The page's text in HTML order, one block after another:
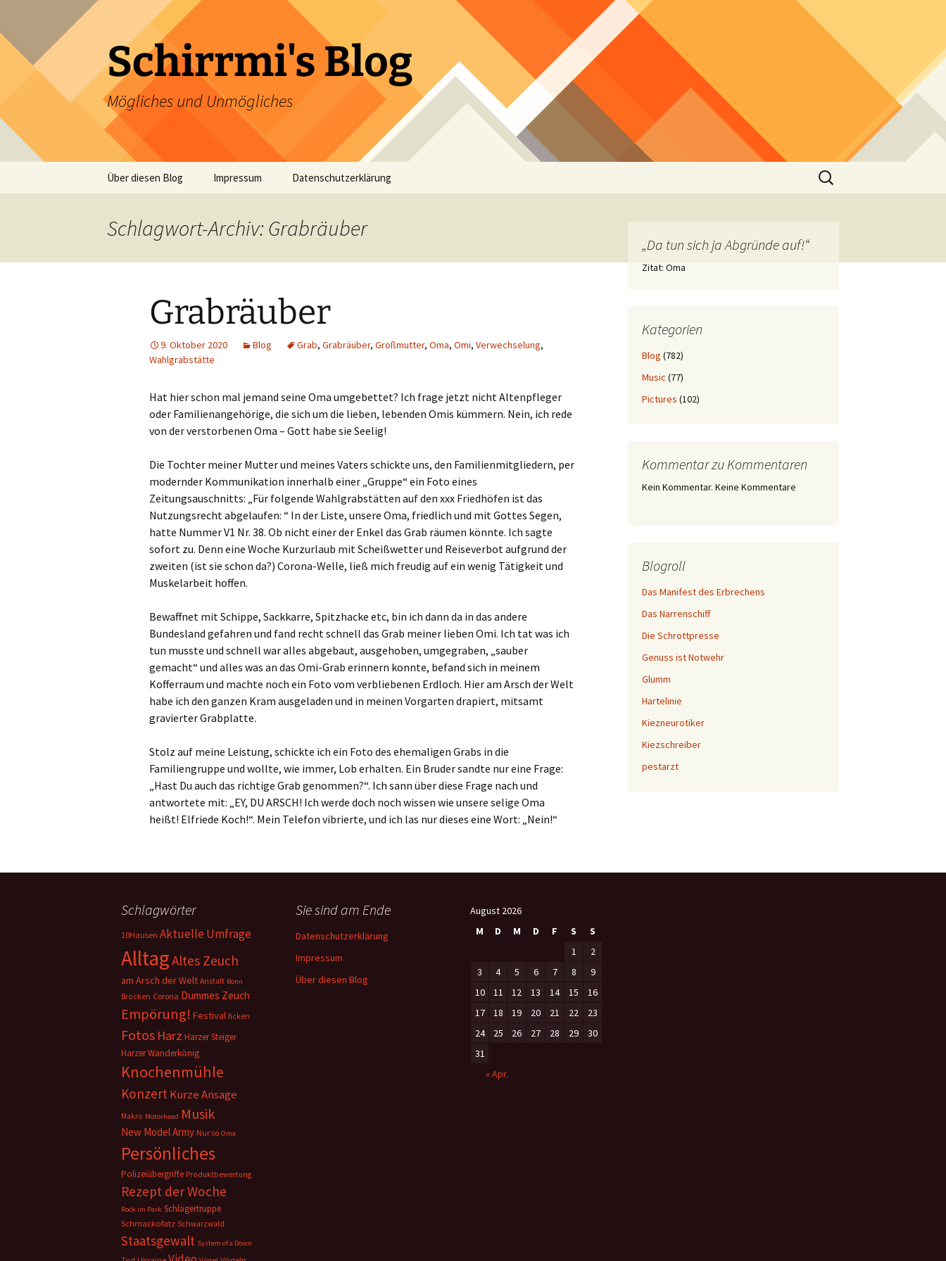
springen
Schirrmi's Blog
Mögliches und Unmögliches
Über diesen Blog Impressum Datenschutzerklärung
Suchen
nach:
Schlagwort-Archiv: Grabräuber
Grabräuber
9. Oktober 2020 Blog Grab, Grabräuber, Großmutter, Oma, Omi, Verwechselung,
Wahlgrabstätte
Hat hier schon mal jemand seine Oma umgebettet? Ich frage jetzt nicht Altenpfleger
oder Familienangehörige, die sich um die lieben, lebenden Omis kümmern. Nein, ich rede
von der verstorbenen Oma – Gott habe sie Seelig!
Die Tochter meiner Mutter und meines Vaters schickte uns, den Familienmitgliedern, per
modernder Kommunikation innerhalb einer „Gruppe“ ein Foto eines
Zeitungsauschnitts: „Für folgende Wahlgrabstätten auf den xxx Friedhöfen ist das
Nutzungsrecht abgelaufen: “ In der Liste, unsere Oma, friedlich und mit Gottes Segen,
hatte Nummer V1 Nr. 38. Ob nicht einer der Enkel das Grab räumen könnte. Ich sagte
sofort zu. Denn eine Woche Kurzurlaub mit Scheißwetter und Reiseverbot aufgrund der
zweiten (ist sie schon da?) Corona-Welle, ließ mich freudig auf ein wenig Tätigkeit und
Muskelarbeit hoffen.
Bewaffnet mit Schippe, Sackkarre, Spitzhacke etc, bin ich dann da in das andere
Bundesland gefahren und fand recht schnell das Grab meiner lieben Omi. Ich tat was ich
tun musste und schnell war alles abgebaut, ausgehoben, umgegraben, „sauber
gemacht“ und alles was an das Omi-Grab erinnern konnte, befand sich in meinem
Kofferraum und machte noch ein Foto vom verbliebenen Erdloch. Hier am Arsch der Welt
habe ich den ganzen Kram ausgeladen und in meinen Vorgarten drapiert, mitsamt
gravierter Grabplatte.
Stolz auf meine Leistung, schickte ich ein Foto des ehemaligen Grabs in die
Familiengruppe und wollte, wie immer, Lob erhalten. Ein Bruder sandte nur eine Frage:
„Hast Du auch das richtige Grab genommen?“. Ich sann über diese Frage nach und
antwortete mit: „EY, DU ARSCH! Ich werde doch noch wissen wie unsere selige Oma
heißt! Elfriede Koch!“. Mein Telefon vibrierte, und ich las nur dieses eine Wort: „Nein!“
„Da tun sich ja Abgründe auf!“
Zitat: Oma
Kategorien
Blog (782)
Music (77)
Pictures (102)
Kommentar zu Kommentaren
Kein Kommentar. Keine Kommentare
Blogroll
Das Manifest des Erbrechens
Das Narrenschiff
Die Schrottpresse
Genuss ist Notwehr
Glumm
Hartelinie
Kiezneurotiker
Kiezschreiber
pestarzt
Schlagwörter
10Hausen Aktuelle Umfrage
AlltagAltes Zeuch
am Arsch der Welt Anstalt Bonn
Brocken Corona Dummes Zeuch
Empörung! Festival ficken
Fotos Harz Harzer Steiger
Harzer Wanderkönig
Knochenmühle
KonzertKurze Ansage
Makro Motörhead Musik
New Model Army Nur so Oma
Persönliches
Polizeiübergriffe Produktbewertung
Rezept der Woche
Rock im Park Schlägertruppe
Schmackofatz Schwarzwald
Staatsgewalt System of a Down
Sie sind am Ende
Datenschutzerklärung
Impressum
Über diesen Blog
August 2026
M
D M D F S
S
1
2
3
4 5 6 7 8
9
10
11 12 13 14 15
16
17
18 19 20 21 22
23
24
25 26 27 28 29
30
31
« Apr.